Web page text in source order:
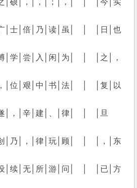
│硕│，│，│；│，│　│　│今│实
│士│倍│乃│读│虽│　│　│日│也
│学│尝│入│闲│为│　│　│之│，
│位│艰│中│书│法│　│　│复│以
│，│辛│建│、│律│　│　│旦
│乃│，│律│玩│顾│　│　│，│东
│续│无│所│游│问│　│　│已│方